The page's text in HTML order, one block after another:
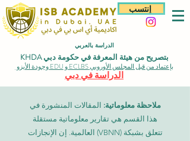
إنتسب
الدراسة بالعربي
بتصريح من هيئة المعرفة في حكومة دبي KHDA
بإعتماد من قبل المجلس الأوروبي ECLBS و EDU وجودة الأيزو
الدراسة في دبي
ملاحظة معلوماتية: المقالات المنشورة في
هذا القسم هي تقارير معلوماتية مستقلة
تتعلق بشبكة (VBNN) العالمية. إن الإنجازات